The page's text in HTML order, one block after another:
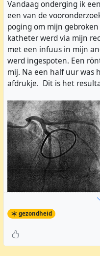
Vandaag onderging ik een
een van de
poging om mijn
katheter werd via mijn
met een infuus in mijn
werd ingespoten. Een
mij. Na een half uur was
afdrukje. Dit is het
Dit zijn 2 foto's, genomen
hier een prachtige
vernauwingen of
gezondheid